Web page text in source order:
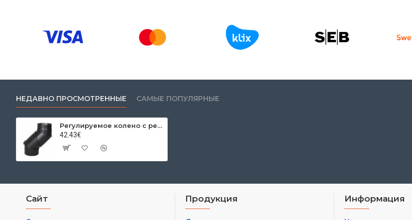
НЕДАВНО ПРОСМОТРЕННЫЕ САМЫЕ ПОПУЛЯРНЫЕ
Регулируемое колено с ревизией четырехсекционный 0-90º Ø200x2мм
42.43€
Сайт Продукция Информация